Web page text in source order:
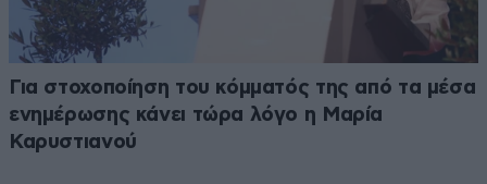
Για στοχοποίηση του κόμματός της από τα μέσα
ενημέρωσης κάνει τώρα λόγο η Μαρία
Καρυστιανού